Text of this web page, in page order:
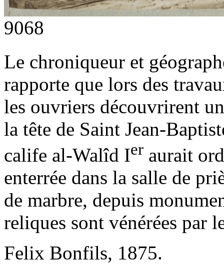
9068
Le chroniqueur et
rapporte que lors des
les ouvriers découvrirent
la tête de Saint Jean-
calife al-Walîd Ier aurait
enterrée dans la salle de
de marbre, depuis
reliques sont vénérées par
Felix Bonfils, 1875.